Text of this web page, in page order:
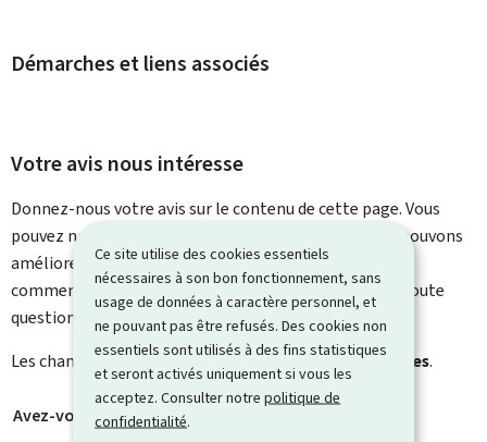
Ce site utilise des cookies essentiels
nécessaires à son bon fonctionnement, sans
usage de données à caractère personnel, et
ne pouvant pas être refusés. Des cookies non
essentiels sont utilisés à des fins statistiques
et seront activés uniquement si vous les
acceptez. Consulter notrepolitique de
confidentialité.
Démarches et liens associés
Votre avis nous intéresse
Donnez-nous votre avis sur le contenu de cette page. Vous
pouvez nous laisser un commentaire sur ce que nous pouvons
améliorer. Vous ne recevrez pas de réponse à votre
commentaire. Utilisez le formulaire de contact pour toute
question particulière.
Les champs marqués d’une étoile ( * ) sontobligatoires.
Avez-vous trouvé ce que vous cherchiez ?